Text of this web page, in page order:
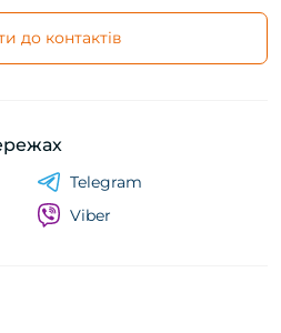
до контактів
Telegram
Viber